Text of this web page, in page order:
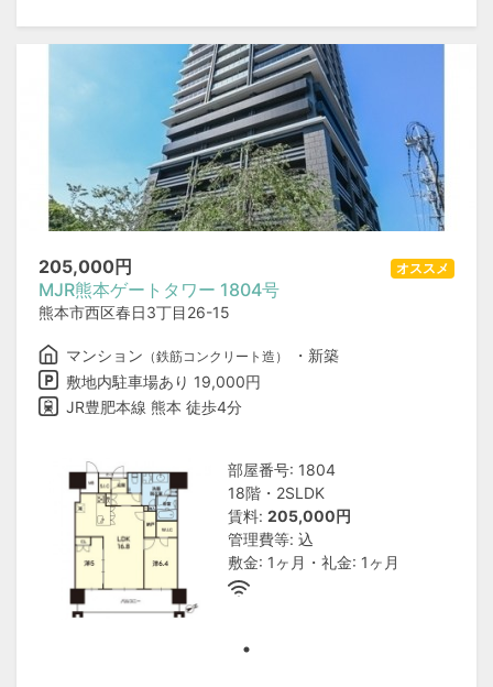
205,000円
MJR熊本ゲートタワー 1804号
熊本市西区春日3丁目26-15
オススメ
マンション （鉄筋コンクリート造）
・新築
敷地内駐車場あり 19,000円
JR豊肥本線 熊本 徒歩4分
部屋番号: 1804
18階・2SLDK
賃料: 205,000円
管理費等: 込
敷金: 1ヶ月・礼金: 1ヶ月